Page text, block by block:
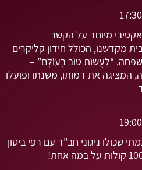
17:30
מיוחד על הקשר
מקדשנו, הכולל חידון קליקרים
“לַעֲשׂוֹת טוֹב בָּעוֹלָם” –
המציגה את דמותו, משנתו ופועלו
19:00
שכולו ניגוני חב"ד עם רפי ביטון